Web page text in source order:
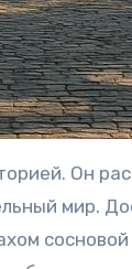
Он
мир.